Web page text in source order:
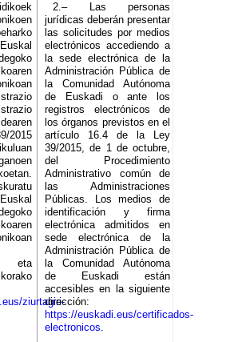
2015
eta
ziurtagiri-
2.– Las personas
jurídicas deberán presentar
las solicitudes por medios
electrónicos accediendo a
la sede electrónica de la
Administración Pública de
la Comunidad Autónoma
de Euskadi o ante los
registros electrónicos de
los órganos previstos en el
artículo 16.4 de la Ley
39/2015, de 1 de octubre,
del Procedimiento
Administrativo común de
las Administraciones
Públicas. Los medios de
identificación y firma
electrónica admitidos en
sede electrónica de la
Administración Pública de
la Comunidad Autónoma
de Euskadi están
accesibles en la siguiente
dirección:
https://euskadi.eus/certificados-
electronicos.